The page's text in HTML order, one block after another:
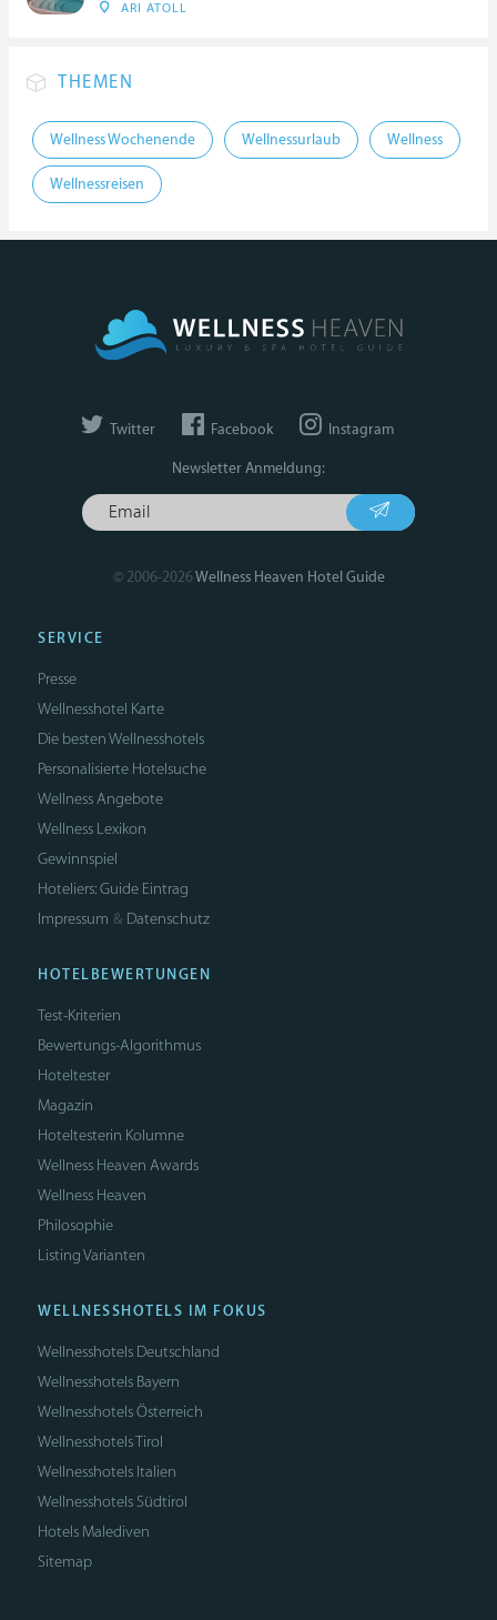
ARI ATOLL
THEMEN
Wellness Wochenende Wellnessurlaub Wellness
Wellnessreisen
Twitter Facebook Instagram
Newsletter Anmeldung:
© 2006-2026Wellness Heaven Hotel Guide
SERVICE
Presse
Wellnesshotel Karte
Die besten Wellnesshotels
Personalisierte Hotelsuche
Wellness Angebote
Wellness Lexikon
Gewinnspiel
Hoteliers: Guide Eintrag
Impressum & Datenschutz
HOTELBEWERTUNGEN
Test-Kriterien
Bewertungs-Algorithmus
Hoteltester
Magazin
Hoteltesterin Kolumne
Wellness Heaven Awards
Wellness Heaven
Philosophie
Listing Varianten
WELLNESSHOTELS IM FOKUS
Wellnesshotels Deutschland
Wellnesshotels Bayern
Wellnesshotels Österreich
Wellnesshotels Tirol
Wellnesshotels Italien
Wellnesshotels Südtirol
Hotels Malediven
Sitemap